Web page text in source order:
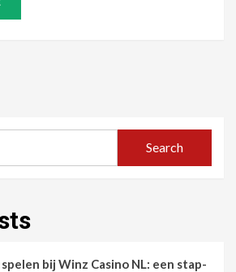
Search
bij Winz Casino NL: een stap-